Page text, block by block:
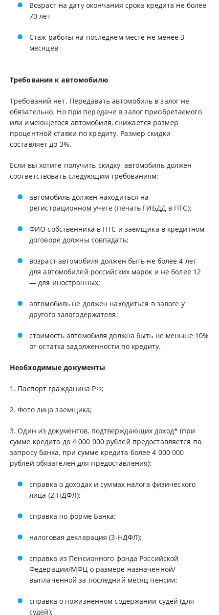
Возраст на дату окончания срока кредита не более
70 лет
Стаж работы на последнем месте не менее 3
месяцев
Требования к автомобилю
Требований нет. Передавать автомобиль в залог не
обязательно. Но при передаче в залог приобретаемого
или имеющегося автомобиля, снижается размер
процентной ставки по кредиту. Размер скидки
составляет до 3%.
Если вы хотите получить скидку, автомобиль должен
соответствовать следующим требованиям:
автомобиль должен находиться на
регистрационном учете (печать ГИБДД в ПТС);
ФИО собственника в ПТС и заемщика в кредитном
договоре должны совпадать;
возраст автомобиля должен быть не более 4 лет
для автомобилей российских марок и не более 12
— для иностранных;
автомобиль не должен находиться в залоге у
другого залогодержателя;
стоимость автомобиля должна быть не меньше 10%
от остатка задолженности по кредиту.
Необходимые документы
1. Паспорт гражданина РФ;
2. Фото лица заемщика;
3. Один из документов, подтверждающих доход* (при
сумме кредита до 4 000 000 рублей предоставляется по
запросу банка, при сумме кредита более 4 000 000
рублей обязателен для предоставления):
справка о доходах и суммах налога физического
лица (2-НДФЛ);
справка по форме Банка;
налоговая декларация (3-НДФЛ);
справка из Пенсионного фонда Российской
Федерации/МФЦ о размере назначенной/
выплаченной за последний месяц пенсии;
справка о пожизненном содержании судей (для
судей);